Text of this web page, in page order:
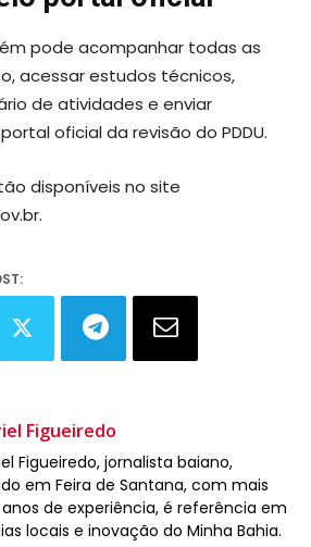
pode acompanhar todas as
acessar estudos técnicos,
de atividades e enviar
oficial da revisão do PDDU.
disponíveis no site
Figueiredo
Figueiredo, jornalista baiano,
em Feira de Santana, com mais
anos de experiência, é referência em
locais e inovação do Minha Bahia.